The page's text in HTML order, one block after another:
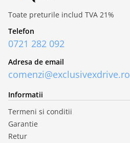
Toate preturile includ TVA 21%
Telefon
0721 282 092
Adresa de email
comenzi@exclusivexdrive.ro
Informatii
Termeni si conditii
Garantie
Retur